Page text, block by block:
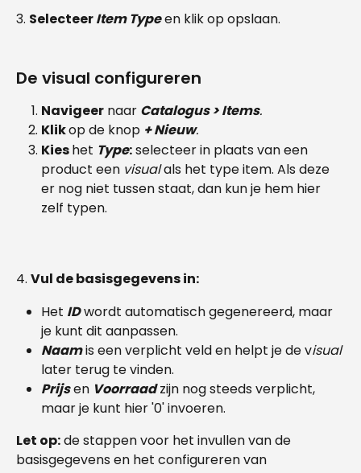
3. Selecteer Item Type en klik op opslaan.
De visual configureren
Navigeer naar Catalogus > Items.
Klik op de knop + Nieuw.
Kies het Type: selecteer in plaats van een
product een visual als het type item. Als deze
er nog niet tussen staat, dan kun je hem hier
zelf typen.
4. Vul de basisgegevens in:
Het ID wordt automatisch gegenereerd, maar
je kunt dit aanpassen.
Naamis een verplicht veld en helpt je de visual
later terug te vinden.
Prijs en Voorraad zijn nog steeds verplicht,
maar je kunt hier '0' invoeren.
Let op: de stappen voor het invullen van de
basisgegevens en het configureren van